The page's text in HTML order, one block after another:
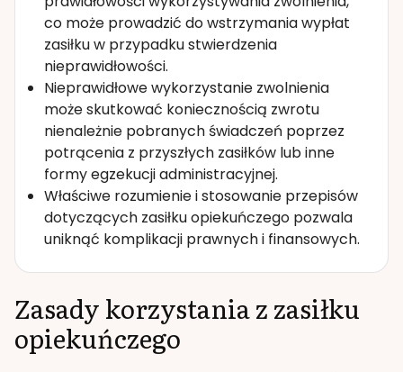
co może prowadzić do wstrzymania wypłat
zasiłku w przypadku stwierdzenia
nieprawidłowości.
Nieprawidłowe wykorzystanie zwolnienia
może skutkować koniecznością zwrotu
nienależnie pobranych świadczeń poprzez
potrącenia z przyszłych zasiłków lub inne
formy egzekucji administracyjnej.
Właściwe rozumienie i stosowanie przepisów
dotyczących zasiłku opiekuńczego pozwala
uniknąć komplikacji prawnych i finansowych.
Zasady korzystania z zasiłku
opiekuńczego